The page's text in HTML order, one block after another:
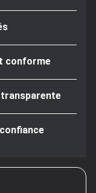
conforme